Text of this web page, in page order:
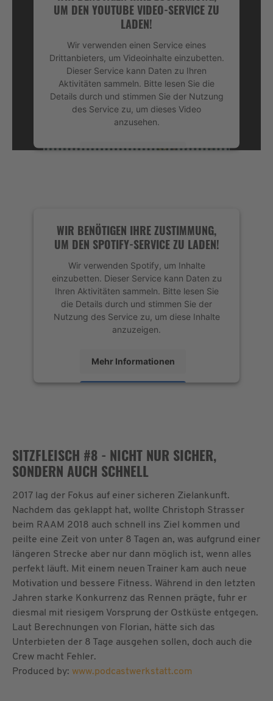
UM DEN YOUTUBE VIDEO-SERVICE ZU
LADEN!
Wir verwenden einen Service eines
Drittanbieters, um Videoinhalte einzubetten.
Dieser Service kann Daten zu Ihren
Aktivitäten sammeln. Bitte lesen Sie die
Details durch und stimmen Sie der Nutzung
des Service zu, um dieses Video
anzusehen.
Mehr Informationen
WIR BENÖTIGEN IHRE ZUSTIMMUNG,
UM DEN SPOTIFY-SERVICE ZU LADEN!
Wir verwenden Spotify, um Inhalte
einzubetten. Dieser Service kann Daten zu
Ihren Aktivitäten sammeln. Bitte lesen Sie
die Details durch und stimmen Sie der
Nutzung des Service zu, um diese Inhalte
anzuzeigen.
Mehr Informationen
SITZFLEISCH #8 - NICHT NUR SICHER,
SONDERN AUCH SCHNELL
2017 lag der Fokus auf einer sicheren Zielankunft.
Nachdem das geklappt hat, wollte Christoph Strasser
beim RAAM 2018 auch schnell ins Ziel kommen und
peilte eine Zeit von unter 8 Tagen an, was aufgrund einer
längeren Strecke aber nur dann möglich ist, wenn alles
perfekt läuft. Mit einem neuen Trainer kam auch neue
Motivation und bessere Fitness. Während in den letzten
Jahren starke Konkurrenz das Rennen prägte, fuhr er
diesmal mit riesigem Vorsprung der Ostküste entgegen.
Laut Berechnungen von Florian, hätte sich das
Unterbieten der 8 Tage ausgehen sollen, doch auch die
Crew macht Fehler.
Produced by: www.podcastwerkstatt.com